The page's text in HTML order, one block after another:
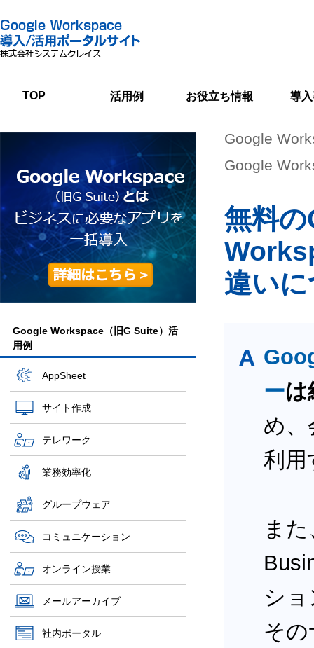
TOP 活用例 お役立ち情報
一
導
グループウェア
移行支援
Google
Workspace
対策サービス
Google Workspace（旧G Suite）活
用例
AppSheet
サイト作成
テレワーク
業務効率化
グループウェア
コミュニケーション
オンライン授業
メールアーカイブ
社内ポータル
Google
Google
無料
違い
A
ーは
め、
利用
ま
シ
そ